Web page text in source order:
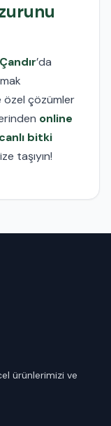
Çandır’da
özel çözümler
online
canlı bitki
taşıyın!
ürünlerimizi ve